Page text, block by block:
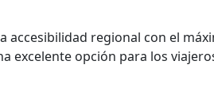
accesibilidad regional con el
excelente opción para los